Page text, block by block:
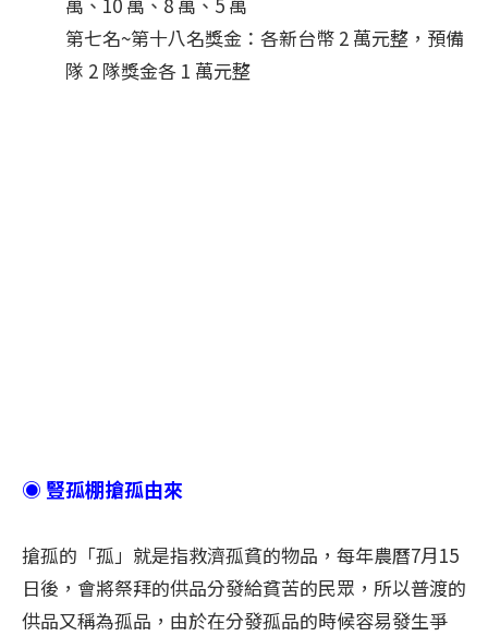
第七名~第十八名獎金：各新台幣 2 萬元整，預備
隊 2 隊獎金各 1 萬元整
◉ 豎孤棚搶孤由來
搶孤的「孤」就是指救濟孤貧的物品，每年農曆7月15
日後，會將祭拜的供品分發給貧苦的民眾，所以普渡的
供品又稱為孤品，由於在分發孤品的時候容易發生爭